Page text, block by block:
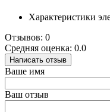
Характеристики
Отзывов: 0
Средняя оценка: 0.0
Написать отзыв
Ваше имя
Ваш отзыв